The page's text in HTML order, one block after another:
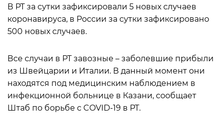
В РТ за сутки зафиксировали 5 новых случаев
коронавируса, в России за сутки зафиксировано
500 новых случаев.
Все случаи в РТ завозные – заболевшие прибыли
из Швейцарии и Италии. В данный момент они
находятся под медицинским наблюдением в
инфекционной больнице в Казани, сообщает
Штаб по борьбе с COVID-19 в РТ.